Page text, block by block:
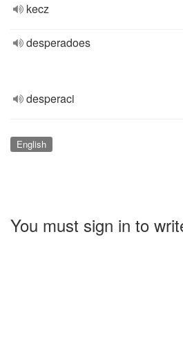
kecz
desperadoes
desperaci
English
You must sign in to